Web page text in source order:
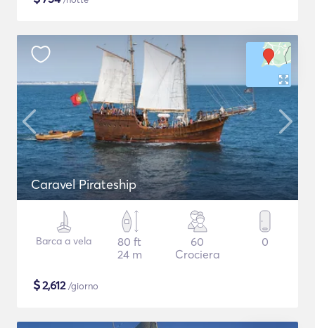
Caravel Pirateship
Barca a vela
80 ft
24 m
60
Crociera
0
$2,612/giorno